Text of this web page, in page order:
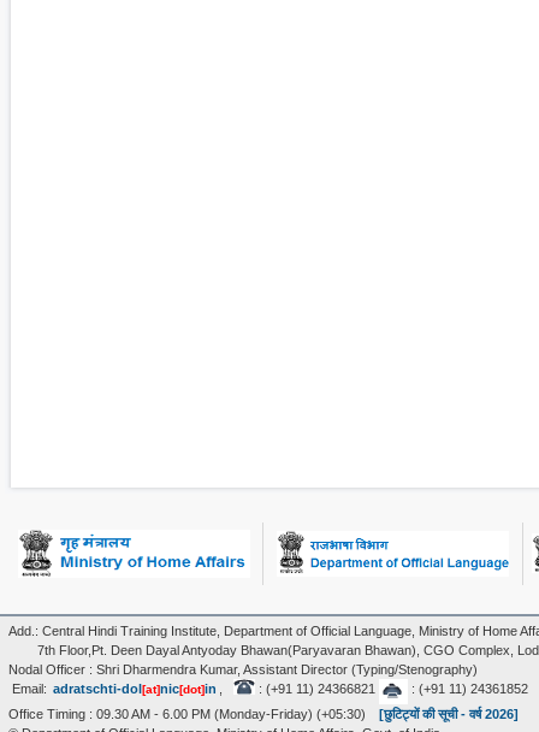
Add.: Central Hindi Training Institute, Department of Official Language, Ministry of Home
7th Floor,Pt. Deen Dayal Antyoday Bhawan(Paryavaran Bhawan), CGO Complex,
Nodal Officer : Shri Dharmendra Kumar, Assistant Director (Typing/Stenography)
Email: adratschti-dol [at]nic[dot]in , : (+91 11) 24366821
: (+91 11) 24361852
Office Timing : 09.30 AM - 6.00 PM (Monday-Friday) (+05:30)
[छुटिट्यों की सूची - वर्ष 2026]